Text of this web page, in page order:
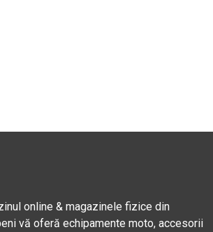
online & magazinele fizice din
vă oferă echipamente moto, accesorii